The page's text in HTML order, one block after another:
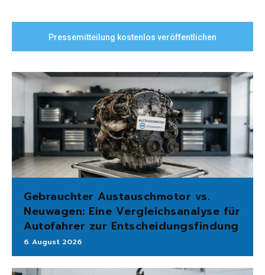
Pressemitteilung kostenlos veröffentlichen
Gebrauchter Austauschmotor vs.
Neuwagen: Eine Vergleichsanalyse für
Autofahrer zur Entscheidungsfindung
6. August 2026